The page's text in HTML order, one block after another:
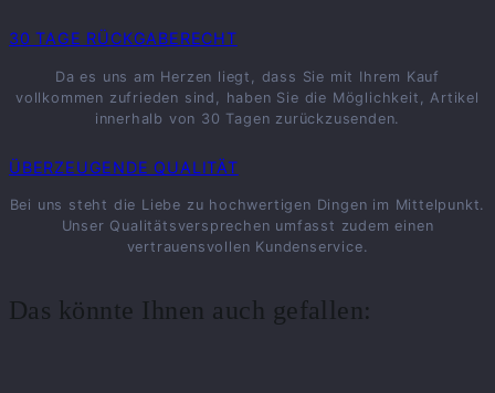
30 TAGE RÜCKGABERECHT
Da es uns am Herzen liegt, dass Sie mit Ihrem Kauf
vollkommen zufrieden sind, haben Sie die Möglichkeit, Artikel
innerhalb von 30 Tagen zurückzusenden.
ÜBERZEUGENDE QUALITÄT
Bei uns steht die Liebe zu hochwertigen Dingen im Mittelpunkt.
Unser Qualitätsversprechen umfasst zudem einen
vertrauensvollen Kundenservice.
Das könnte Ihnen auch gefallen: